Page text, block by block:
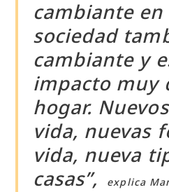
cambiante
sociedad
cambiante y
impacto muy
hogar.
vida, nuevas
vida, nueva
casas”,
explica